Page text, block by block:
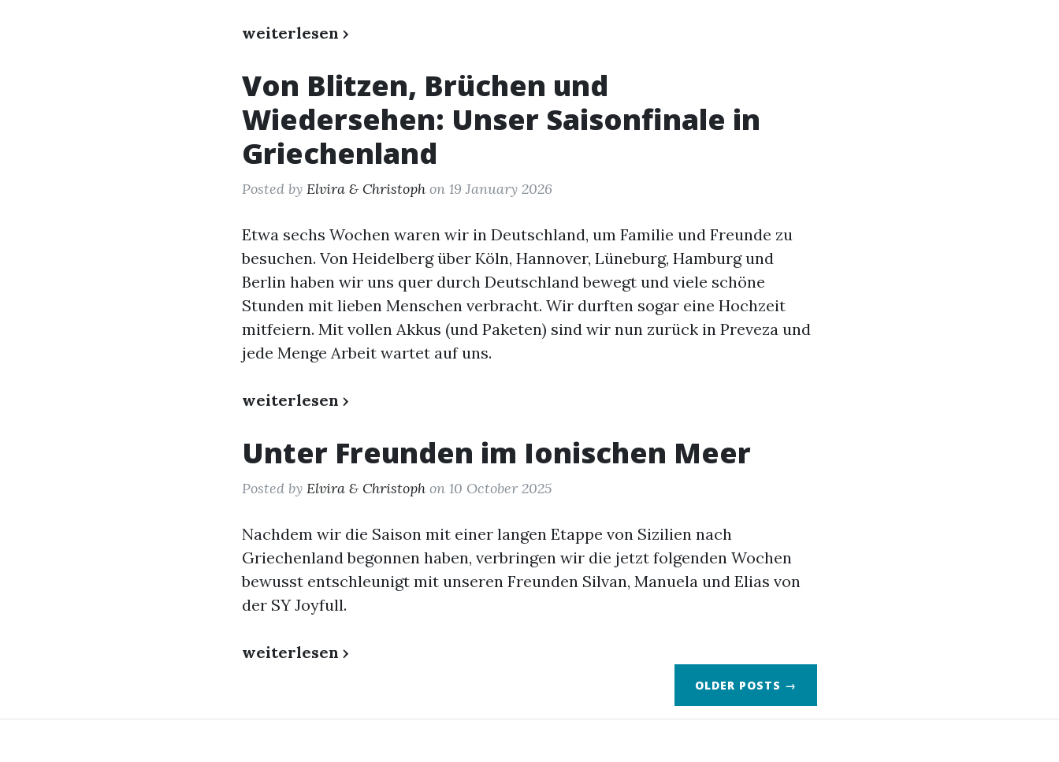
weiterlesen ›
Von Blitzen, Brüchen und
Wiedersehen: Unser Saisonfinale in
Griechenland
Posted by Elvira & Christoph on 19 January 2026
Etwa sechs Wochen waren wir in Deutschland, um Familie und Freunde zu
besuchen. Von Heidelberg über Köln, Hannover, Lüneburg, Hamburg und
Berlin haben wir uns quer durch Deutschland bewegt und viele schöne
Stunden mit lieben Menschen verbracht. Wir durften sogar eine Hochzeit
mitfeiern. Mit vollen Akkus (und Paketen) sind wir nun zurück in Preveza und
jede Menge Arbeit wartet auf uns.
weiterlesen ›
Unter Freunden im Ionischen Meer
Posted by Elvira & Christoph on 10 October 2025
Nachdem wir die Saison mit einer langen Etappe von Sizilien nach
Griechenland begonnen haben, verbringen wir die jetzt folgenden Wochen
bewusst entschleunigt mit unseren Freunden Silvan, Manuela und Elias von
der SY Joyfull.
weiterlesen ›
OLDER POSTS →